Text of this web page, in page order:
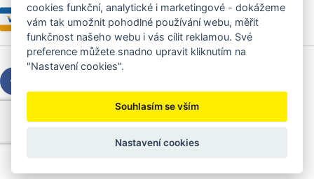
Copyright © 2026 Sedláček s.r.o.
Created byOLC Webdesign
cookies funkční, analytické i marketingové - dokážeme
vám tak umožnit pohodlné používání webu, měřit
funkčnost našeho webu i vás cílit reklamou. Své
preference můžete snadno upravit kliknutím na
"Nastavení cookies".
Souhlasím se vším
Nastavení cookies